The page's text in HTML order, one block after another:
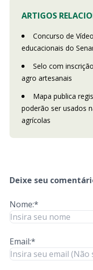
ARTIGOS
Concurso de
educacionais do
Selo com
agro artesanais
Mapa publica
poderão ser usados
agrícolas
Deixe seu
Nome:*
Email:*